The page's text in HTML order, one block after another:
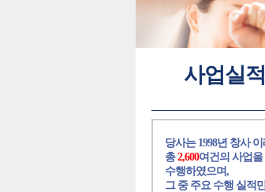
사업실적
당사는 1998년 창사 이
총2,600여건의 사업을
수행하였으며,
그 중 주요 수행 실적